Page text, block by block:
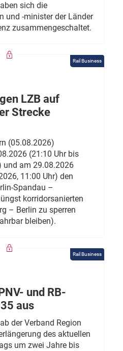
sich die
und -minister der Länder
zusammengeschaltet.
Rail Business
LZB auf
Strecke
(05.08.2026)
(21:10 Uhr bis
und am 29.08.2026
11:00 Uhr) den
Spandau –
korridorsanierten
– Berlin zu sperren
bleiben).
Rail Business
und RB-
aus
der Verband Region
des aktuellen
um zwei Jahre bis